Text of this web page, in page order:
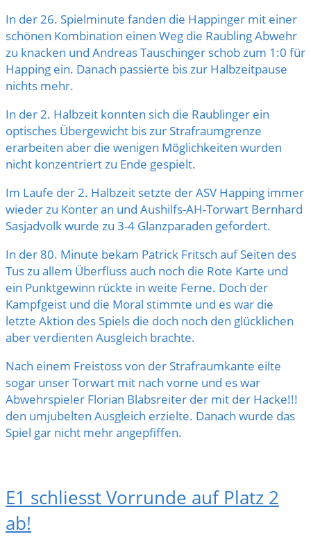
In der 26. Spielminute fanden die Happinger mit einer
schönen Kombination einen Weg die Raubling Abwehr
zu knacken und Andreas Tauschinger schob zum 1:0 für
Happing ein. Danach passierte bis zur Halbzeitpause
nichts mehr.
In der 2. Halbzeit konnten sich die Raublinger ein
optisches Übergewicht bis zur Strafraumgrenze
erarbeiten aber die wenigen Möglichkeiten wurden
nicht konzentriert zu Ende gespielt.
Im Laufe der 2. Halbzeit setzte der ASV Happing immer
wieder zu Konter an und Aushilfs-AH-Torwart Bernhard
Sasjadvolk wurde zu 3-4 Glanzparaden gefordert.
In der 80. Minute bekam Patrick Fritsch auf Seiten des
Tus zu allem Überfluss auch noch die Rote Karte und
ein Punktgewinn rückte in weite Ferne. Doch der
Kampfgeist und die Moral stimmte und es war die
letzte Aktion des Spiels die doch noch den glücklichen
aber verdienten Ausgleich brachte.
Nach einem Freistoss von der Strafraumkante eilte
sogar unser Torwart mit nach vorne und es war
Abwehrspieler Florian Blabsreiter der mit der Hacke!!!
den umjubelten Ausgleich erzielte. Danach wurde das
Spiel gar nicht mehr angepfiffen.
E1 schliesst Vorrunde auf Platz 2
ab!